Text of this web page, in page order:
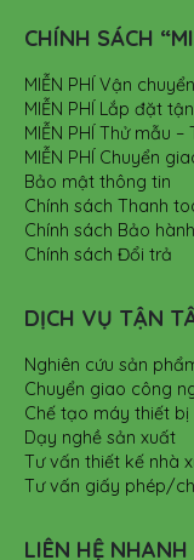
CHÍNH SÁCH
MIỄN PHÍ Vận
MIỄN PHÍ Lắp đặt
MIỄN PHÍ Thử mẫu –
MIỄN PHÍ Chuyển
Bảo mật thông tin
Chính sách Thanh
Chính sách Bảo hành
Chính sách Đổi trả
DỊCH VỤ TẬN
Nghiên cứu sản
Chuyển giao công
Chế tạo máy thiết bị
Dạy nghề sản xuất
Tư vấn thiết kế nhà
Tư vấn giấy phép/
LIÊN HỆ NHANH